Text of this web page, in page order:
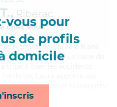
vous pour
de profils
domicile
Ribérac
chez Vous
et rigoureuse, Laura a 8 ans
diplôme d'État d'Auxiliaire de
habillage, repas et transports*